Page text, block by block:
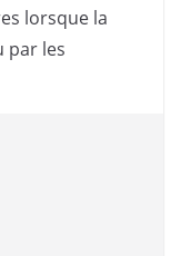
lorsque la
par les